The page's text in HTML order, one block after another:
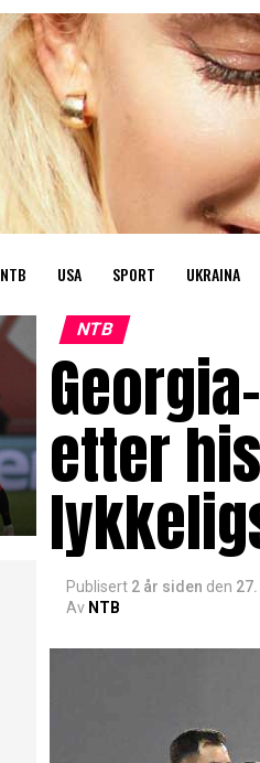
NTB USA SPORT UKRAINA
NTB
etter
Publisert 2 år siden den
Av NTB